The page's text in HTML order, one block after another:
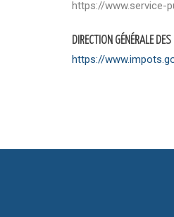
https://www.service-
DIRECTION GÉNÉRALE
https://